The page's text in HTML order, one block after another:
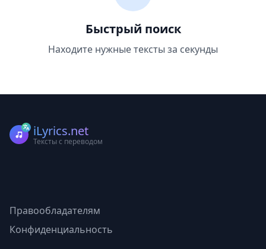
Быстрый поиск
Находите нужные тексты за секунды
iLyrics.net
Тексты с переводом
Правообладателям
Конфиденциальность